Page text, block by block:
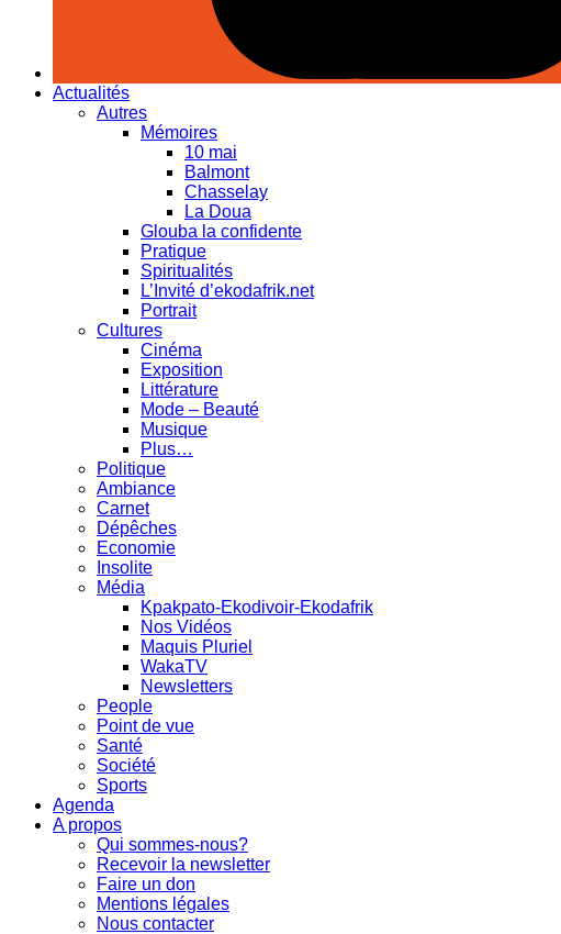
Actualités
Autres
Mémoires
10 mai
Balmont
Chasselay
La Doua
Glouba la confidente
Pratique
Spiritualités
L’Invité d’ekodafrik.net
Portrait
Cultures
Cinéma
Exposition
Littérature
Mode – Beauté
Musique
Plus…
Politique
Ambiance
Carnet
Dépêches
Economie
Insolite
Média
Kpakpato-Ekodivoir-Ekodafrik
Nos Vidéos
Maquis Pluriel
WakaTV
Newsletters
People
Point de vue
Santé
Société
Sports
Agenda
A propos
Qui sommes-nous?
Recevoir la newsletter
Faire un don
Mentions légales
Nous contacter